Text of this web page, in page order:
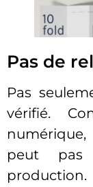
Pas de
Pas
vérifié.
peut pas